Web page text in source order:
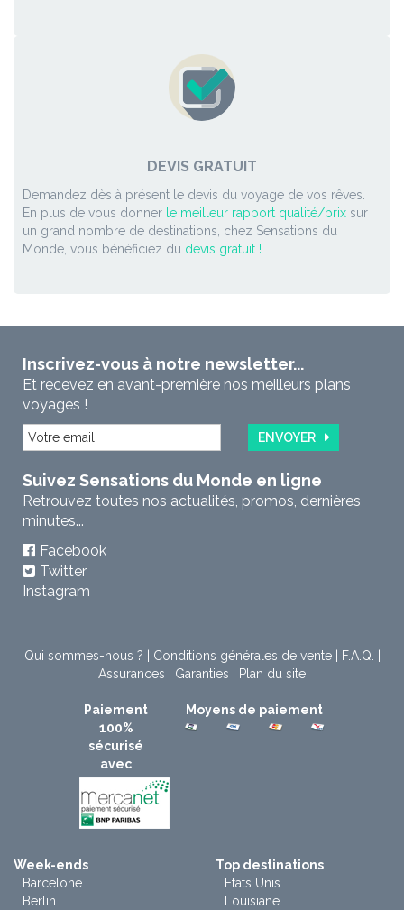
DEVIS GRATUIT
Demandez dès à présent le devis du voyage de vos rêves.
En plus de vous donner le meilleur rapport qualité/prix sur
un grand nombre de destinations, chez Sensations du
Monde, vous bénéficiez du devis gratuit !
Inscrivez-vous à notre newsletter...
Et recevez en avant-première nos meilleurs plans
voyages !
ENVOYER
Suivez Sensations du Monde en ligne
Retrouvez toutes nos actualités, promos, dernières
minutes...
Facebook
Twitter
Instagram
Qui sommes-nous ? Conditions générales de vente| F.A.Q.
Assurances
Garanties Plan du site
Paiement
100%
sécurisé
avec
Moyens de paiement
Week-ends
Barcelone
Berlin
Top destinations
Etats Unis
Louisiane